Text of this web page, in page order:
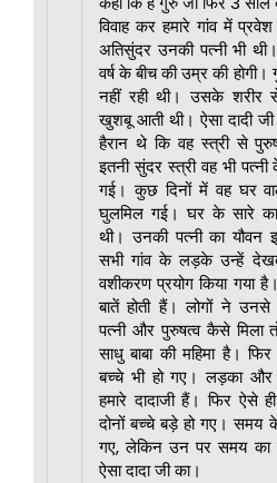
विवाह कर हमारे गांव में
अतिसुंदर उनकी पत्नी भी
वर्ष के बीच की उम्र की
नहीं रही थी। उसके शरीर
खुशबू आती थी। ऐसा दादी
हैरान थे कि वह स्त्री से
इतनी सुंदर स्त्री वह भी
गई। कुछ दिनों में वह घर
घुलमिल गई। घर के सारे
थी। उनकी पत्नी का यौवन
सभी गांव के लड़के उन्हें
वशीकरण प्रयोग किया गया
बातें होती हैं। लोगों ने
पत्नी और पुरुषत्व कैसे मिला
साधु बाबा की महिमा है।
बच्चे भी हो गए। लड़का और
हमारे दादाजी हैं। फिर ऐसे
दोनों बच्चे बड़े हो गए। समय
गए, लेकिन उन पर समय का
ऐसा दादा जी का।